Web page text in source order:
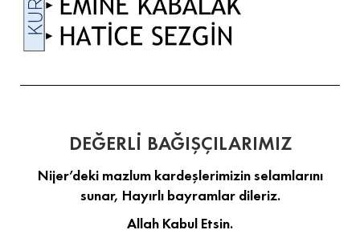
DEĞERLİ BAĞIŞÇILARIMIZ
Nijer’deki mazlum kardeşlerimizin selamlarını
sunar, Hayırlı bayramlar dileriz.
Allah Kabul Etsin.